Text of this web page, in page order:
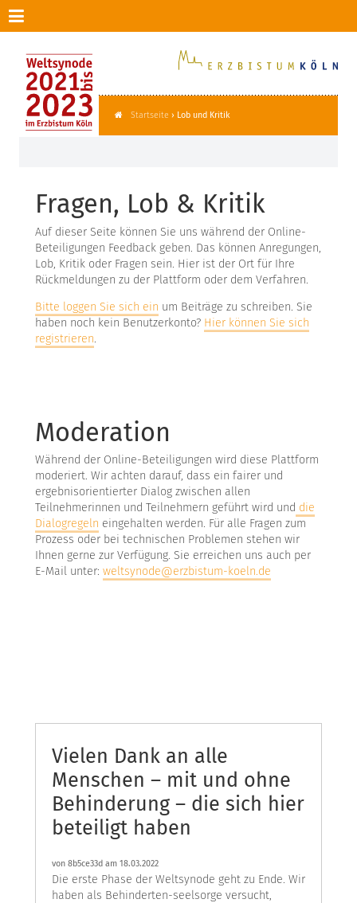
Weltsynode
2023
Header
Menü
SieStartseite › Lob und Kritik
Fragen, Lob & Kritik
Auf dieser Seite können Sie uns während der Online-
Beteiligungen Feedback geben. Das können Anregungen,
Lob, Kritik oder Fragen sein. Hier ist der Ort für Ihre
Rückmeldungen zu der Plattform oder dem Verfahren.
Bitte loggen Sie sich ein um Beiträge zu schreiben. Sie
haben noch kein Benutzerkonto? Hier können Sie sich
registrieren.
Moderation
Während der Online-Beteiligungen wird diese Plattform
moderiert. Wir achten darauf, dass ein fairer und
ergebnisorientierter Dialog zwischen allen
Teilnehmerinnen und Teilnehmern geführt wird und die
Dialogregeln eingehalten werden. Für alle Fragen zum
Prozess oder bei technischen Problemen stehen wir
Ihnen gerne zur Verfügung. Sie erreichen uns auch per
E-Mail unter: weltsynode@erzbistum-koeln.de
Vielen Dank an alle
Menschen – mit und ohne
Behinderung – die sich hier
beteiligt haben
von 8b5ce33d am 18.03.2022
Die erste Phase der Weltsynode geht zu Ende. Wir
haben als Behinderten-seelsorge versucht,